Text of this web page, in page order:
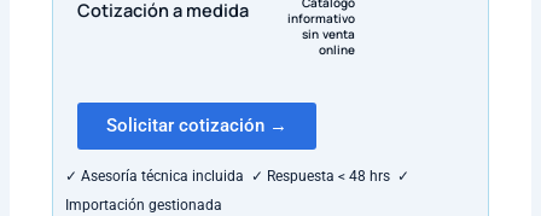
Cotización a medida
informativo
sin venta
online
Solicitar cotización →
✓ Asesoría técnica incluida ✓ Respuesta < 48 hrs ✓
Importación gestionada